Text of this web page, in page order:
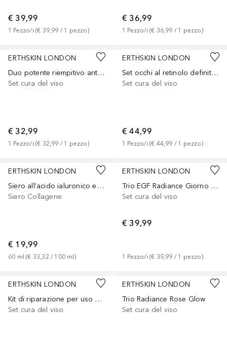
€ 39,99
1 Pezzo/i (€ 39,99 / 1 pezzo)
€ 36,99
1 Pezzo/i (€ 36,99 / 1 pezzo)
ERTHSKIN LONDON
Duo potente riempitivo antirughe
Set cura del viso
€ 32,99
1 Pezzo/i (€ 32,99 / 1 pezzo)
ERTHSKIN LONDON
Set occhi al retinolo definitivo
Set cura del viso
€ 44,99
1 Pezzo/i (€ 44,99 / 1 pezzo)
ERTHSKIN LONDON
Siero all'acido ialuronico e al collagene
Siero Collagene
€ 19,99
60 ml (€ 33,32 / 100 ml)
ERTHSKIN LONDON
Trio EGF Radiance Giorno e Notte
Set cura del viso
€ 39,99
1 Pezzo/i (€ 39,99 / 1 pezzo)
ERTHSKIN LONDON
Kit di riparazione per uso diurno e notturno in ambito marino
Set cura del viso
ERTHSKIN LONDON
Trio Radiance Rose Glow
Set cura del viso